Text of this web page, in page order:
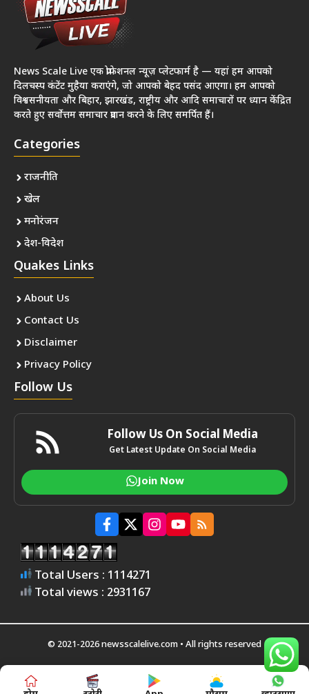
News Scale Live एक प्रोफेशनल न्यूज़ प्लेटफार्म है — यहां हम आपको
दिलचस्प कंटेंट मुहैया कराएंगे, जो आपको बेहद पसंद आएगा। हम आपको
विश्वसनीयता और बिहार, झारखंड, राष्ट्रीय और आदि समाचारों पर ध्यान केंद्रित
करते हुए सर्वोत्तम समाचार प्रदान करने के लिए समर्पित हैं।
Categories
राजनीति
खेल
मनोरंजन
देश-विदेश
Quakes Links
About Us
Contact Us
Disclaimer
Privacy Policy
Follow Us
Follow Us On Social Media
Get Latest Update On Social Media
Join Now
Total Users : 1114271
Total views : 2931167
© 2021-2026 newsscalelive.com • All rights reserved